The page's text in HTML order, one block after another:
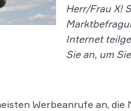
Herr/Frau X!
Internet
Sie an, um
Werbeanrufe an,